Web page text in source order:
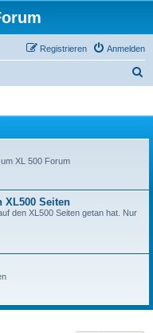
Anmelden
Registrieren
XL 500 Forum
XL500 Seiten
den XL500 Seiten getan hat. Nur